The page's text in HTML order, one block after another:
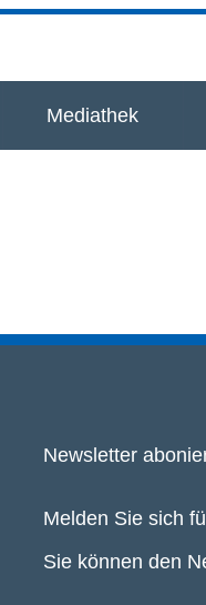
Mediathek
Newsletter
Melden Sie sich
Sie können den